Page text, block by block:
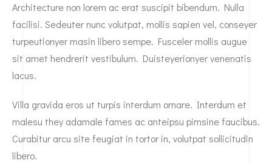
Architecture non lorem ac erat suscipit bibendum. Nulla
facilisi. Sedeuter nunc volutpat, mollis sapien vel, conseyer
turpeutionyer masin libero sempe. Fusceler mollis augue
sit amet hendrerit vestibulum. Duisteyerionyer venenatis
lacus.
Villa gravida eros ut turpis interdum ornare. Interdum et
malesu they adamale fames ac anteipsu pimsine faucibus.
Curabitur arcu site feugiat in tortor in, volutpat sollicitudin
libero.